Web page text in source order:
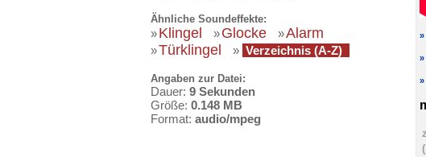
Ähnliche Soundeffekte:
»Klingel »Glocke »Alarm
»Türklingel » Verzeichnis (A-Z)
Angaben zur Datei:
Dauer: 9 Sekunden
Größe: 0.148 MB
Format: audio/mpeg